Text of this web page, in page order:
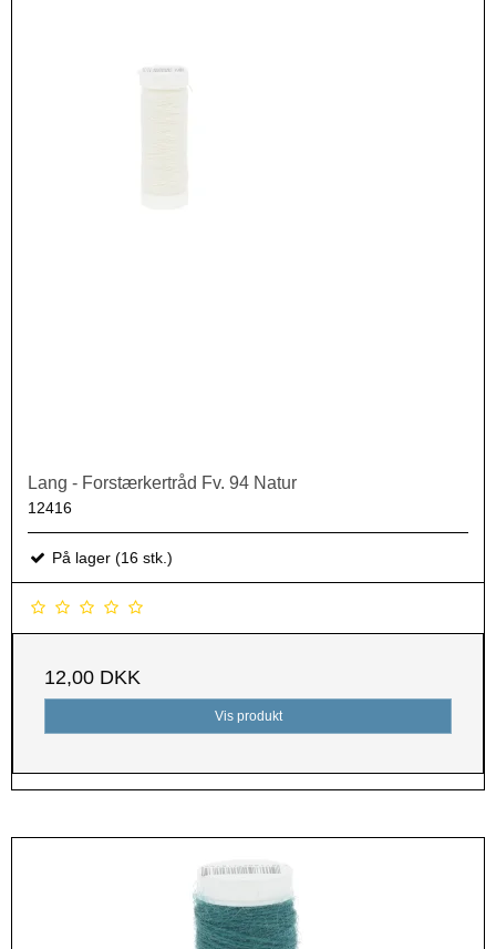
Lang - Forstærkertråd Fv. 94 Natur
12416
På lager (16 stk.)
12,00 DKK
Vis produkt